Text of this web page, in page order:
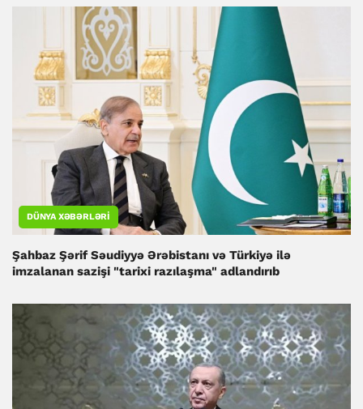
DÜNYA XƏBƏRLƏRI
Şahbaz Şərif Səudiyyə Ərəbistanı və Türkiyə ilə
imzalanan sazişi "tarixi razılaşma" adlandırıb